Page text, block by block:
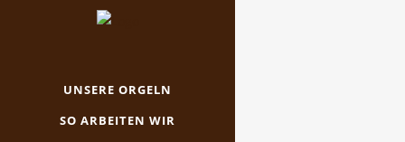
UNSERE ORGELN
SO ARBEITEN WIR